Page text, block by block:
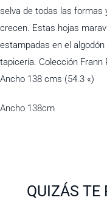
selva de todas las formas
crecen. Estas hojas
estampadas en el
tapicería. Colección Frann
Ancho 138 cms (54.3 «)
Ancho 138cm
QUIZÁS TE